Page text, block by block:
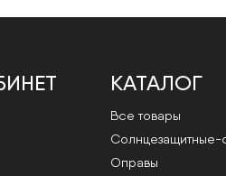
КАТАЛОГ
Все товары
Cолнцезащитные-
Оправы